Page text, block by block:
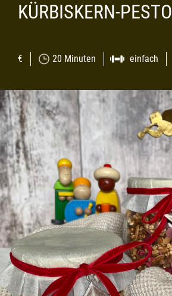
KÜRBISKERN-PESTO
€ 20 Minuten einfach